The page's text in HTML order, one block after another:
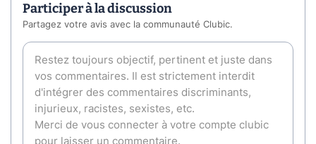
Participer à la discussion
Partagez votre avis avec la communauté Clubic.